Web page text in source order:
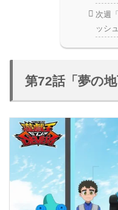
次週
ッシ
第72話「夢の